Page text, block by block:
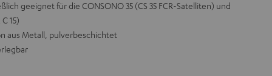
geeignet für die CONSONO 35 (CS 35 FCR-Satelliten) und
15)
aus Metall, pulverbeschichtet